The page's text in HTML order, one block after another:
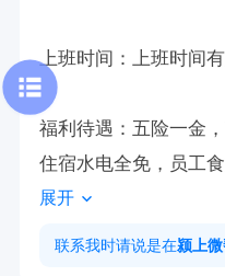
上班时间：上班时间
福利待遇：五险一金
住宿水电全免，员工
感兴趣的话，请投递
展开
联系我时请说是在颍上